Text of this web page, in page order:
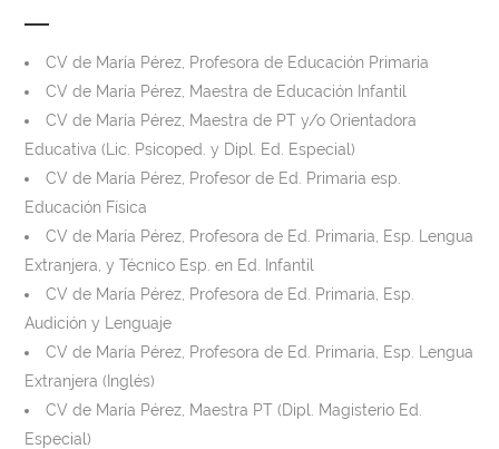
CV de María Pérez, Profesora de Educación Primaria
CV de María Pérez, Maestra de Educación Infantil
CV de María Pérez, Maestra de PT y/o Orientadora
Educativa (Lic. Psicoped. y Dipl. Ed. Especial)
CV de María Pérez, Profesor de Ed. Primaria esp.
Educación Física
CV de María Pérez, Profesora de Ed. Primaria, Esp. Lengua
Extranjera, y Técnico Esp. en Ed. Infantil
CV de María Pérez, Profesora de Ed. Primaria, Esp.
Audición y Lenguaje
CV de María Pérez, Profesora de Ed. Primaria, Esp. Lengua
Extranjera (Inglés)
CV de María Pérez, Maestra PT (Dipl. Magisterio Ed.
Especial)